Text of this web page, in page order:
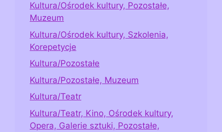
Kultura/Ośrodek kultury, Pozostałe,
Muzeum
Kultura/Ośrodek kultury, Szkolenia,
Korepetycje
Kultura/Pozostałe
Kultura/Pozostałe, Muzeum
Kultura/Teatr
Kultura/Teatr, Kino, Ośrodek kultury,
Opera, Galerie sztuki, Pozostałe,